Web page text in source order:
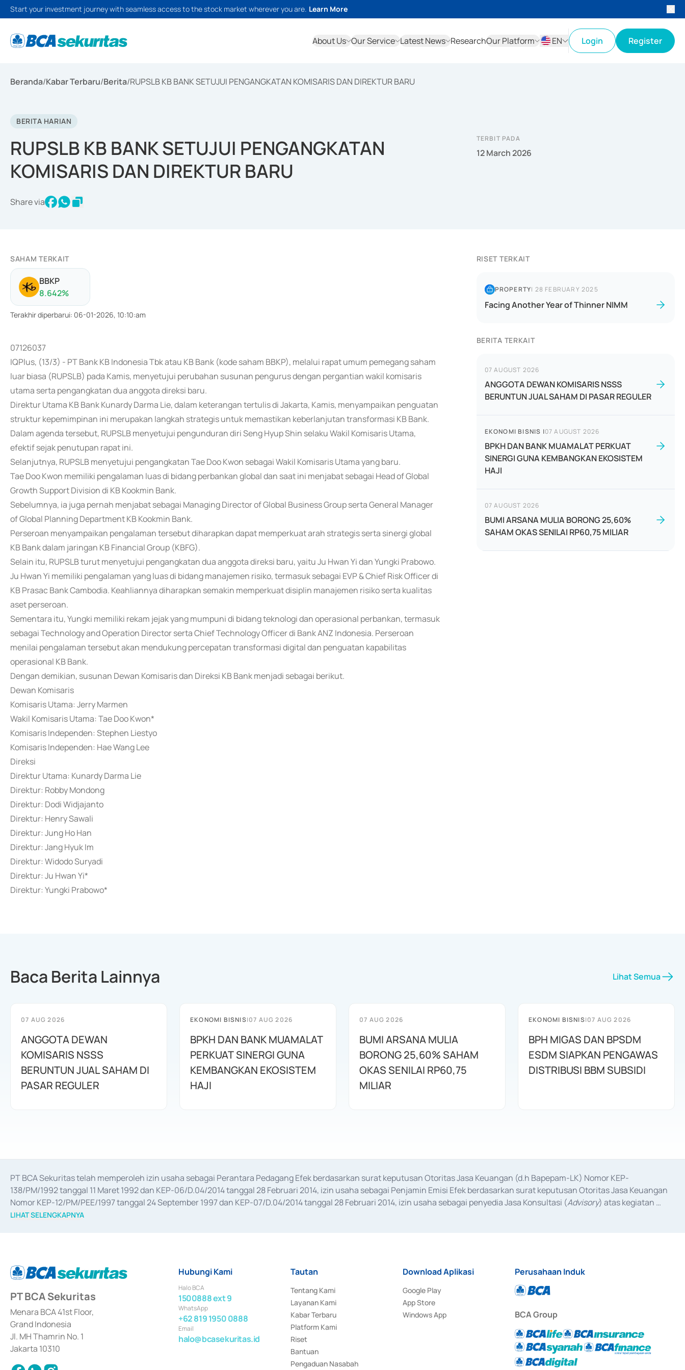
Start your investment journey with seamless access to the stock market wherever you are. Learn More
About Us Our Service Latest News ResearchOur Platform
EN
Login Register
Beranda/Kabar Terbaru/Berita/RUPSLB KB BANK SETUJUI PENGANGKATAN KOMISARIS DAN DIREKTUR BARU
BERITA HARIAN
RUPSLB KB BANK SETUJUI PENGANGKATAN
KOMISARIS DAN DIREKTUR BARU
Share via
TERBIT PADA
12 March 2026
SAHAM TERKAIT
BBKP
8.642%
Terakhir diperbarui: 06-01-2026, 10:10:am
07126037
IQPlus, (13/3) - PT Bank KB Indonesia Tbk atau KB Bank (kode saham BBKP), melalui rapat umum pemegang saham
luar biasa (RUPSLB) pada Kamis, menyetujui perubahan susunan pengurus dengan pergantian wakil komisaris
utama serta pengangkatan dua anggota direksi baru.
Direktur Utama KB Bank Kunardy Darma Lie, dalam keterangan tertulis di Jakarta, Kamis, menyampaikan penguatan
struktur kepemimpinan ini merupakan langkah strategis untuk memastikan keberlanjutan transformasi KB Bank.
Dalam agenda tersebut, RUPSLB menyetujui pengunduran diri Seng Hyup Shin selaku Wakil Komisaris Utama,
efektif sejak penutupan rapat ini.
Selanjutnya, RUPSLB menyetujui pengangkatan Tae Doo Kwon sebagai Wakil Komisaris Utama yang baru.
Tae Doo Kwon memiliki pengalaman luas di bidang perbankan global dan saat ini menjabat sebagai Head of Global
Growth Support Division di KB Kookmin Bank.
Sebelumnya, ia juga pernah menjabat sebagai Managing Director of Global Business Group serta General Manager
of Global Planning Department KB Kookmin Bank.
Perseroan menyampaikan pengalaman tersebut diharapkan dapat memperkuat arah strategis serta sinergi global
KB Bank dalam jaringan KB Financial Group (KBFG).
Selain itu, RUPSLB turut menyetujui pengangkatan dua anggota direksi baru, yaitu Ju Hwan Yi dan Yungki Prabowo.
Ju Hwan Yi memiliki pengalaman yang luas di bidang manajemen risiko, termasuk sebagai EVP & Chief Risk Officer di
KB Prasac Bank Cambodia. Keahliannya diharapkan semakin memperkuat disiplin manajemen risiko serta kualitas
aset perseroan.
Sementara itu, Yungki memiliki rekam jejak yang mumpuni di bidang teknologi dan operasional perbankan, termasuk
sebagai Technology and Operation Director serta Chief Technology Officer di Bank ANZ Indonesia. Perseroan
menilai pengalaman tersebut akan mendukung percepatan transformasi digital dan penguatan kapabilitas
operasional KB Bank.
Dengan demikian, susunan Dewan Komisaris dan Direksi KB Bank menjadi sebagai berikut.
Dewan Komisaris
Komisaris Utama: Jerry Marmen
Wakil Komisaris Utama: Tae Doo Kwon*
Komisaris Independen: Stephen Liestyo
Komisaris Independen: Hae Wang Lee
Direksi
Direktur Utama: Kunardy Darma Lie
Direktur: Robby Mondong
Direktur: Dodi Widjajanto
Direktur: Henry Sawali
Direktur: Jung Ho Han
Direktur: Jang Hyuk Im
Direktur: Widodo Suryadi
Direktur: Ju Hwan Yi*
Direktur: Yungki Prabowo*
RISET TERKAIT
PROPERTY| 28 FEBRUARY 2025
Facing Another Year of Thinner NIMM
BERITA TERKAIT
07 AUGUST 2026
ANGGOTA DEWAN KOMISARIS NSSS
BERUNTUN JUAL SAHAM DI PASAR REGULER
EKONOMI BISNIS |07 AUGUST 2026
BPKH DAN BANK MUAMALAT PERKUAT
SINERGI GUNA KEMBANGKAN EKOSISTEM
HAJI
07 AUGUST 2026
BUMI ARSANA MULIA BORONG 25,60%
SAHAM OKAS SENILAI RP60,75 MILIAR
Baca Berita Lainnya Lihat Semua
07 AUG 2026
ANGGOTA DEWAN
KOMISARIS NSSS
BERUNTUN JUAL SAHAM DI
PASAR REGULER
EKONOMI BISNIS|07 AUG 2026
BPKH DAN BANK MUAMALAT
PERKUAT SINERGI GUNA
KEMBANGKAN EKOSISTEM
HAJI
07 AUG 2026
BUMI ARSANA MULIA
BORONG 25,60% SAHAM
OKAS SENILAI RP60,75
MILIAR
EKONOMI BISNIS|07 AUG 2026
BPH MIGAS DAN BPSDM
ESDM SIAPKAN PENGAWAS
DISTRIBUSI BBM SUBSIDI
PT BCA Sekuritas telah memperoleh izin usaha sebagai Perantara Pedagang Efek berdasarkan surat keputusan Otoritas Jasa Keuangan (d.h Bapepam-LK) Nomor KEP-
138/PM/1992 tanggal 11 Maret 1992 dan KEP-06/D.04/2014 tanggal 28 Februari 2014, izin usaha sebagai Penjamin Emisi Efek berdasarkan surat keputusan Otoritas Jasa Keuangan
Nomor KEP-12/PM/PEE/1997 tanggal 24 September 1997 dan KEP-07/D.04/2014 tanggal 28 Februari 2014, izin usaha sebagai penyedia Jasa Konsultasi (Advisory) atas kegiatan
merger, akuisisi, divestasi, dan
LIHAT SELENGKAPNYA
PT BCA Sekuritas
Menara BCA 41st Floor,
Grand Indonesia
Jl. MH Thamrin No. 1
Jakarta 10310
Hubungi Kami
Halo BCA
1500888 ext 9
WhatsApp
+62 819 1950 0888
Email
halo@bcasekuritas.id
Tautan
Tentang Kami
Layanan Kami
Kabar Terbaru
Platform Kami
Riset
Bantuan
Pengaduan Nasabah
Download Aplikasi
Google Play
App Store
Windows App
Perusahaan Induk
BCA Group